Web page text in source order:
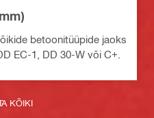
betoonitüüpide jaoks
EC-1, DD 30-W või C+.
KÕIKI